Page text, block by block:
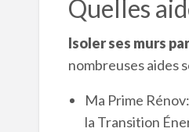
Quelles
Isoler ses murs
nombreuses aides
Ma Prime
la Transition